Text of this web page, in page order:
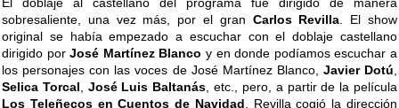
El doblaje al castellano del programa fue dirigido de manera
sobresaliente, una vez más, por el gran Carlos Revilla. El show
original se había empezado a escuchar con el doblaje castellano
dirigido porJosé Martínez Blanco y en donde podíamos escuchar a
los personajes con las voces de José Martínez Blanco, Javier Dotú,
Selica Torcal, José Luis Baltanás, etc., pero, a partir de la película
Los Teleñecos en Cuentos de Navidad, Revilla cogió la dirección